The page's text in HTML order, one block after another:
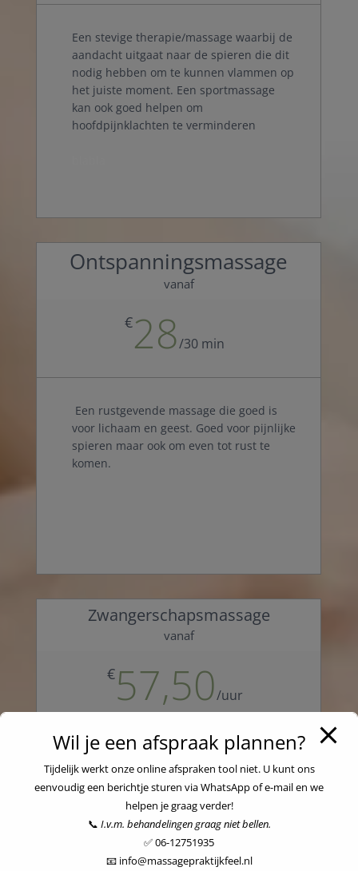
Een stevige therapie/massage waarbij de
aandacht uitgaat naar de spieren die dit
nodig hebben om te kunnen vlammen op
het juiste moment. Een sportmassage
kan ook goed helpen om
hoofdpijnklachten te verminderen
Ontspanningsmassage
vanaf
€28/30 min
Een rustgevende massage die goed is
voor lichaam en geest. Goed voor pijnlijke
spieren maar ook om even tot rust te
komen.
Zwangerschapsmassage
vanaf
€57,50/uur
De groei van je baby is een prachtig
proces, maar kan de nodige ongemakken
met zich meebrengen. Een massage kan
eventuele klachten verlichten en
stimuleert de bloedsomloop. Het wordt
veelal aangeraden door vroedvrouwen en
verloskundigen. Tijdens de
Wil je een afspraak plannen?
Tijdelijk werkt onze online afspraken tool niet. U kunt ons
eenvoudig een berichtje sturen via WhatsApp of e-mail en we
helpen je graag verder!
📞 I.v.m. behandelingen graag niet bellen.
✅ 06-12751935
📧 info@massagepraktijkfeel.nl